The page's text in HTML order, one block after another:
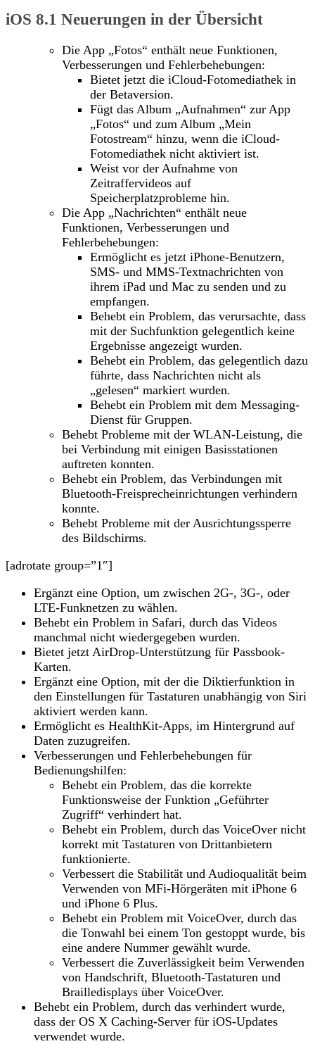
iOS 8.1 Neuerungen in der Übersicht
Die App „Fotos“ enthält neue Funktionen,
Verbesserungen und Fehlerbehebungen:
Bietet jetzt die iCloud-Fotomediathek in
der Betaversion.
Fügt das Album „Aufnahmen“ zur App
„Fotos“ und zum Album „Mein
Fotostream“ hinzu, wenn die iCloud-
Fotomediathek nicht aktiviert ist.
Weist vor der Aufnahme von
Zeitraffervideos auf
Speicherplatzprobleme hin.
Die App „Nachrichten“ enthält neue
Funktionen, Verbesserungen und
Fehlerbehebungen:
Ermöglicht es jetzt iPhone-Benutzern,
SMS- und MMS-Textnachrichten von
ihrem iPad und Mac zu senden und zu
empfangen.
Behebt ein Problem, das verursachte, dass
mit der Suchfunktion gelegentlich keine
Ergebnisse angezeigt wurden.
Behebt ein Problem, das gelegentlich dazu
führte, dass Nachrichten nicht als
„gelesen“ markiert wurden.
Behebt ein Problem mit dem Messaging-
Dienst für Gruppen.
Behebt Probleme mit der WLAN-Leistung, die
bei Verbindung mit einigen Basisstationen
auftreten konnten.
Behebt ein Problem, das Verbindungen mit
Bluetooth-Freisprecheinrichtungen verhindern
konnte.
Behebt Probleme mit der Ausrichtungssperre
des Bildschirms.
[adrotate group=”1″]
Ergänzt eine Option, um zwischen 2G-, 3G-, oder
LTE-Funknetzen zu wählen.
Behebt ein Problem in Safari, durch das Videos
manchmal nicht wiedergegeben wurden.
Bietet jetzt AirDrop-Unterstützung für Passbook-
Karten.
Ergänzt eine Option, mit der die Diktierfunktion in
den Einstellungen für Tastaturen unabhängig von Siri
aktiviert werden kann.
Ermöglicht es HealthKit-Apps, im Hintergrund auf
Daten zuzugreifen.
Verbesserungen und Fehlerbehebungen für
Bedienungshilfen:
Behebt ein Problem, das die korrekte
Funktionsweise der Funktion „Geführter
Zugriff“ verhindert hat.
Behebt ein Problem, durch das VoiceOver nicht
korrekt mit Tastaturen von Drittanbietern
funktionierte.
Verbessert die Stabilität und Audioqualität beim
Verwenden von MFi-Hörgeräten mit iPhone 6
und iPhone 6 Plus.
Behebt ein Problem mit VoiceOver, durch das
die Tonwahl bei einem Ton gestoppt wurde, bis
eine andere Nummer gewählt wurde.
Verbessert die Zuverlässigkeit beim Verwenden
von Handschrift, Bluetooth-Tastaturen und
Brailledisplays über VoiceOver.
Behebt ein Problem, durch das verhindert wurde,
dass der OS X Caching-Server für iOS-Updates
verwendet wurde.